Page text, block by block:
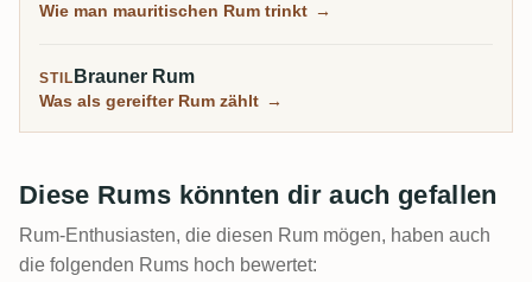
Wie man mauritischen Rum trinkt →
STIL Brauner Rum
Was als gereifter Rum zählt →
Diese Rums könnten dir auch gefallen
Rum-Enthusiasten, die diesen Rum mögen, haben auch
die folgenden Rums hoch bewertet: